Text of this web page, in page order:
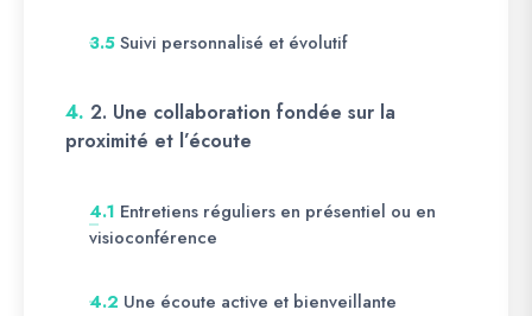
3.5 Suivi personnalisé et évolutif
4. 2. Une collaboration fondée sur la
proximité et l’écoute
4.1 Entretiens réguliers en présentiel ou en
visioconférence
4.2 Une écoute active et bienveillante